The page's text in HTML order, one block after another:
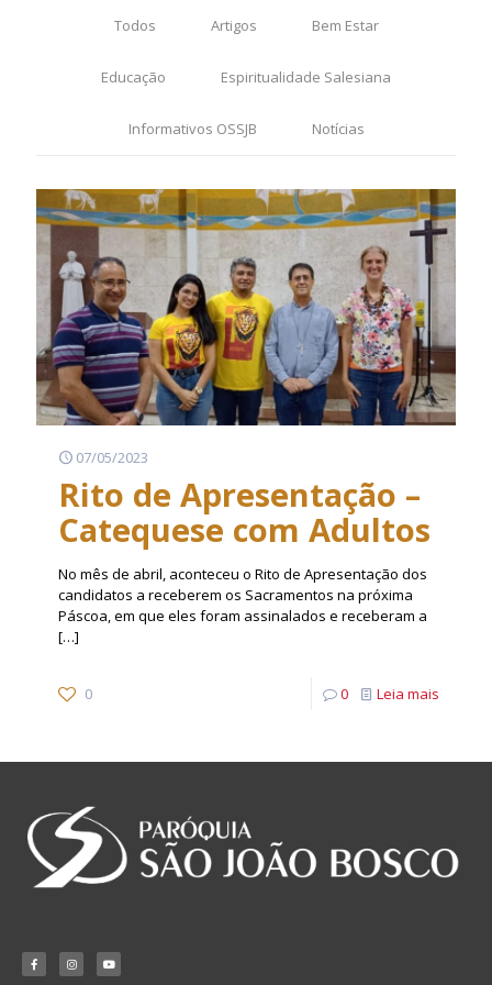
Todos Artigos Bem Estar
Educação Espiritualidade Salesiana
Informativos OSSJB Notícias
07/05/2023
Rito de Apresentação –
Catequese com Adultos
No mês de abril, aconteceu o Rito de Apresentação dos
candidatos a receberem os Sacramentos na próxima
Páscoa, em que eles foram assinalados e receberam a
[…]
0 0 Leia mais